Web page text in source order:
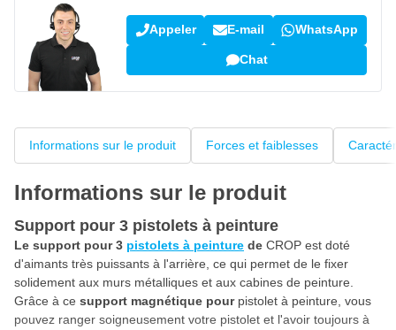
Appeler E-mail WhatsApp
Chat
Informations sur le produit Forces et faiblesses
Informations sur le produit
Support pour 3 pistolets à peinture
Le support pour 3 pistolets à peinture de CROP est doté
d'aimants très puissants à l'arrière, ce qui permet de le fixer
solidement aux murs métalliques et aux cabines de peinture.
Grâce à ce support magnétique pourpistolet à peinture, vous
pouvez ranger soigneusement votre pistolet et l'avoir toujours à